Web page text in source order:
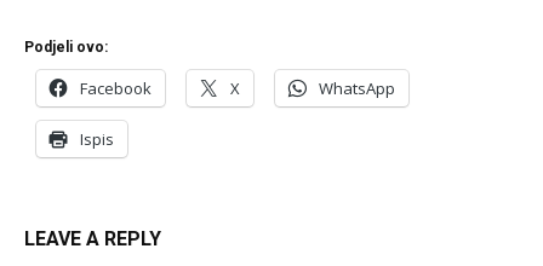
Podjeli ovo:
Facebook X WhatsApp
Ispis
LEAVE A REPLY